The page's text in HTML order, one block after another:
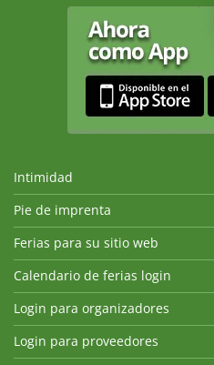
Intimidad
Pie de imprenta
Ferias para su sitio web
Calendario de ferias login
Login para organizadores
Login para proveedores